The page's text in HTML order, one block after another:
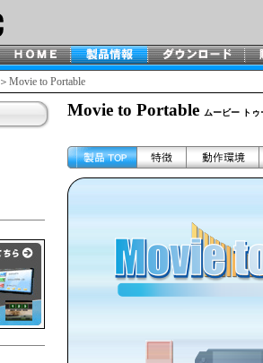
＞Movie to Portable
Movie to Portable ムービー ト